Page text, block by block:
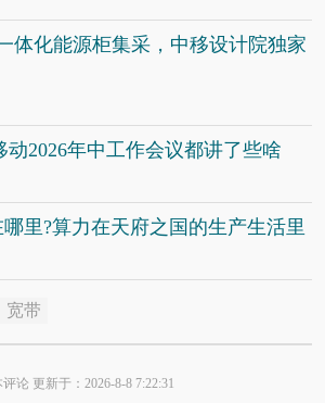
体化能源柜集采，中移设计院独家
2026年中工作会议都讲了些啥
里?算力在天府之国的生产生活里
宽带
评论 更新于：2026-8-8 7:22:31